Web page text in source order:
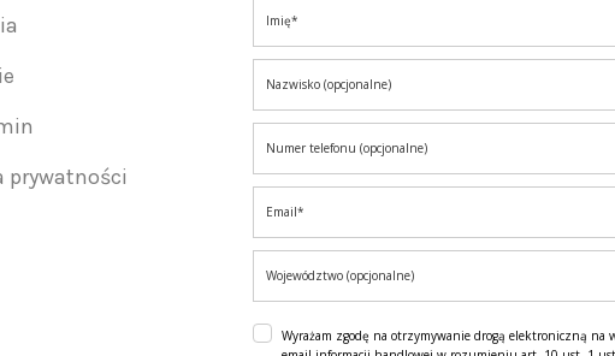
prywatności
Wyrażam zgodę na otrzymywanie drogą elektroniczną na